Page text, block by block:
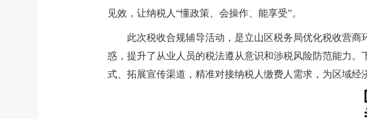
见效，让纳税人“懂政策、会操作、能享受”。
此次税收合规辅导活动，是立山区税务局优化税收营
惑，提升了从业人员的税法遵从意识和涉税风险防范能力
式、拓展宣传渠道，精准对接纳税人缴费人需求，为区域经